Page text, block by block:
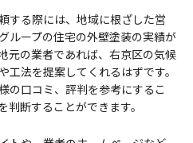
する際には、地域に根ざした営
ループの住宅の外壁塗装の実績が
元の業者であれば、右京区の気候
法を提案してくれるはずです。
の口コミ、評判を参考にするこ
断することができます。